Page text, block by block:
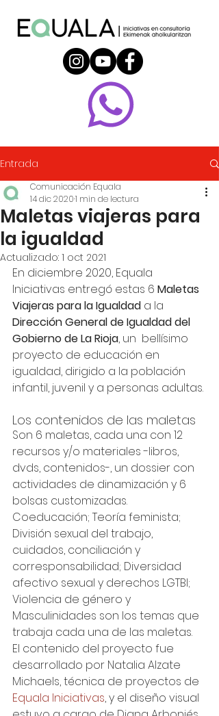
Entrada
Maletas viajeras para
la igualdad
Comunicación Equala
14 dic 20201 min de lectura
Actualizado: 1 oct 2021
En diciembre 2020, Equala
Iniciativas entregó estas 6 Maletas
Viajeras para la Igualdad a la
Dirección General de Igualdad del
Gobierno de La Rioja, un  bellísimo
proyecto de educación en
igualdad, dirigido a la población
infantil, juvenil y a personas adultas.
Los contenidos de las maletas
Son 6 maletas, cada una con 12
recursos y/o materiales -libros,
dvds, contenidos-, un dossier con
actividades de dinamización y 6
bolsas customizadas.
Coeducación; Teoría feminista;
División sexual del trabajo,
cuidados, conciliación y
corresponsabilidad; Diversidad
afectivo sexual y derechos LGTBI;
Violencia de género y
Masculinidades son los temas que
trabaja cada una de las maletas.
El contenido del proyecto fue
desarrollado por Natalia Alzate
Michaels, técnica de proyectos de
Equala Iniciativas, y el diseño visual